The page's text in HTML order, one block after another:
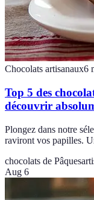
Chocolats artisanaux6
Top 5 des
découvrir
Plongez dans notre
raviront vos papilles.
chocolats de Pâques
Aug 6